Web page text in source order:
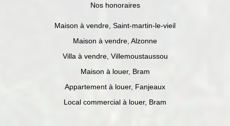
Nos honoraires
Maison à vendre, Saint-martin-le-vieil
Maison à vendre, Alzonne
Villa à vendre, Villemoustaussou
Maison à louer, Bram
Appartement à louer, Fanjeaux
Local commercial à louer, Bram